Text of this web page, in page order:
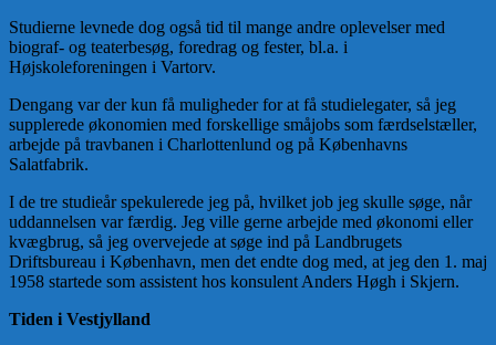
Studierne levnede dog også tid til mange andre oplevelser med
biograf- og teaterbesøg, foredrag og fester, bl.a. i
Højskoleforeningen i Vartorv.
Dengang var der kun få muligheder for at få studielegater, så jeg
supplerede økonomien med forskellige småjobs som færdselstæller,
arbejde på travbanen i Charlottenlund og på Københavns
Salatfabrik.
I de tre studieår spekulerede jeg på, hvilket job jeg skulle søge, når
uddannelsen var færdig. Jeg ville gerne arbejde med økonomi eller
kvægbrug, så jeg overvejede at søge ind på Landbrugets
Driftsbureau i København, men det endte dog med, at jeg den 1. maj
1958 startede som assistent hos konsulent Anders Høgh i Skjern.
Tiden i Vestjylland